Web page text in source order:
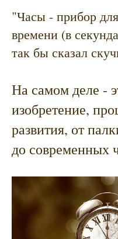
"Часы - прибор
времени (в
так бы сказал
На самом деле -
изобретение,
развития, от
до современных